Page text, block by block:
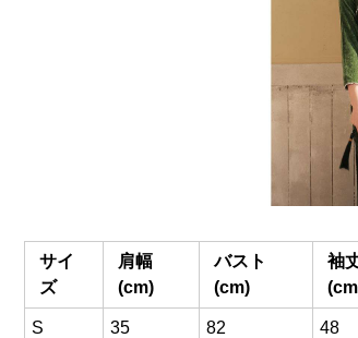
サイ
ズ
肩幅
(cm)
バスト
(cm)
袖
S 35 82 48